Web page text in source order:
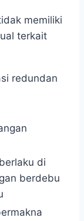
memiliki
terkait
redundan
di
berdebu